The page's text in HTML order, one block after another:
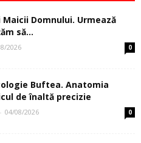
Domnului. Urmează
să...
2026 0
Buftea. Anatomia
de înaltă precizie
- 04/08/2026 0